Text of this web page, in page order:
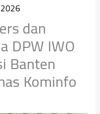
dan
DPW IWO
Banten
Kominfo